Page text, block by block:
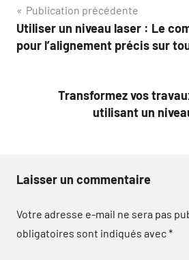
Navigation
de
Publication précédente
Utiliser un niveau laser : Le
pour l’alignement précis sur
Transformez vos
utilisant un
Laisser un commentaire
Votre adresse e-mail ne sera pas
obligatoires sont indiqués avec*